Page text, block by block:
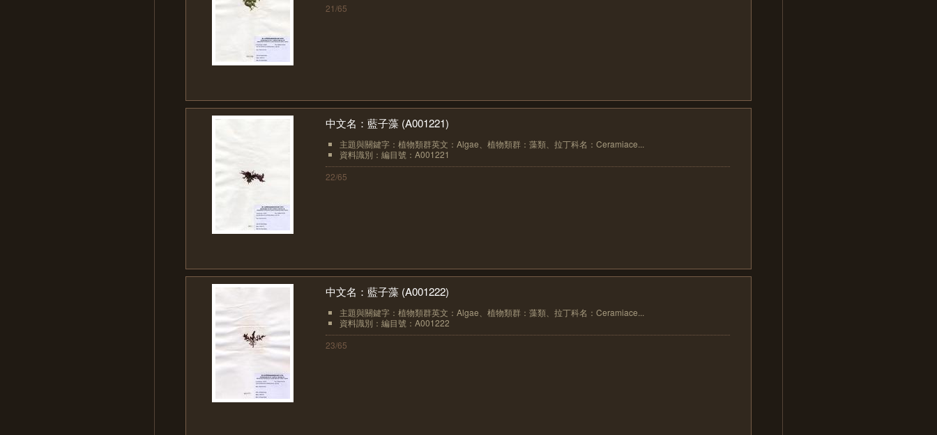
21/65
中文名：藍子藻 (A001221)
主題與關鍵字：植物類群英文：Algae、植物類群：藻類、拉丁科名：Ceramiace...
資料識別：編目號：A001221
22/65
中文名：藍子藻 (A001222)
主題與關鍵字：植物類群英文：Algae、植物類群：藻類、拉丁科名：Ceramiace...
資料識別：編目號：A001222
23/65